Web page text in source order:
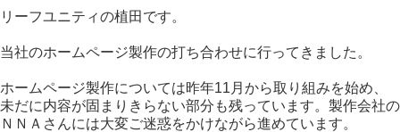
リーフユニティの植田です。
当社のホームページ製作の打ち合わせに行ってきました。
ホームページ製作については昨年11月から取り組みを始め、
未だに内容が固まりきらない部分も残っています。製作会社の
ＮＮＡさんには大変ご迷惑をかけながら進めています。